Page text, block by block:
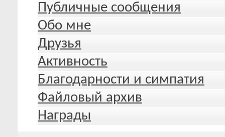
Публичные сообщения
Обо мне
Друзья
Активность
Благодарности и симпатия
Файловый архив
Награды